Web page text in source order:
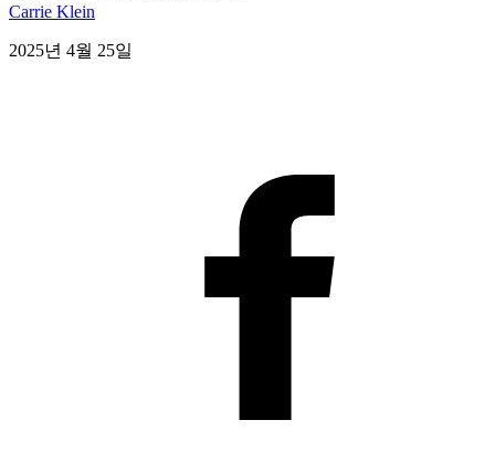
Carrie Klein
2025년 4월 25일